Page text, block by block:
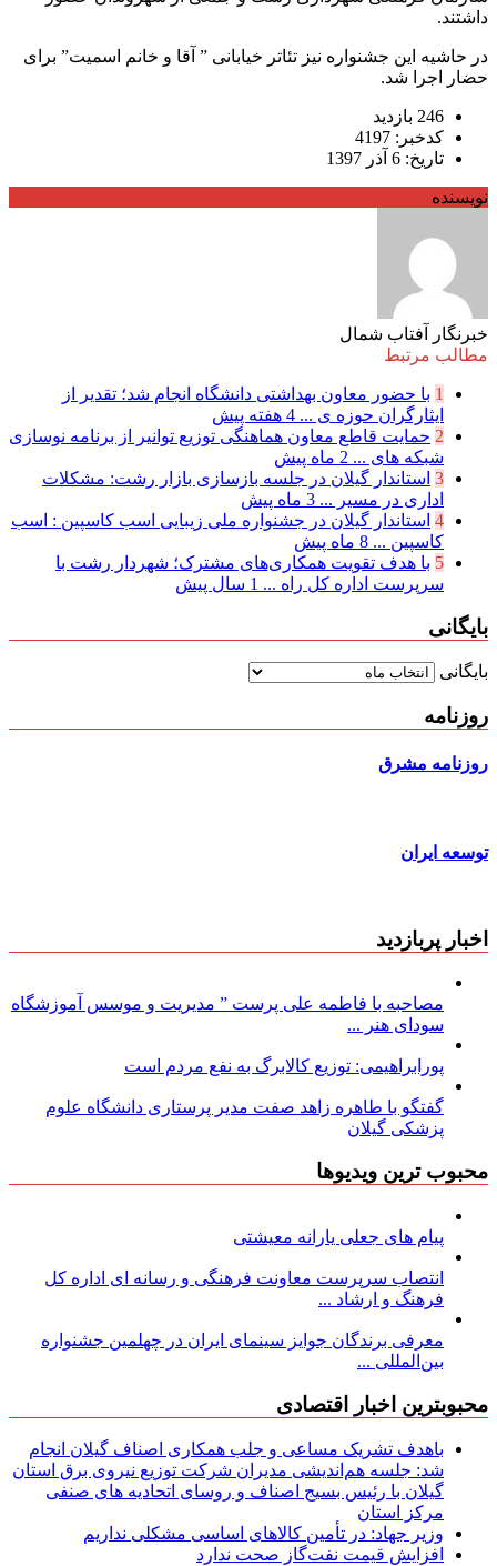
داشتند.
در حاشیه این جشنواره نیز تئاتر خیابانی ” آقا و خانم اسمیت” برای
حضار اجرا شد.
246 بازدید
کدخبر: 4197
تاریخ: 6 آذر 1397
نویسنده
خبرنگار آفتاب شمال
مطالب مرتبط
1 با حضور معاون بهداشتی دانشگاه انجام شد؛ تقدیر از
ایثارگران حوزه ی ... 4 هفته پیش
2 حمایت قاطع معاون هماهنگی توزیع توانیر از برنامه نوسازی
شبكه های ... 2 ماه پیش
3 استاندار گیلان در جلسه بازسازی بازار رشت: مشکلات
اداری در مسیر ... 3 ماه پیش
4 استاندار گیلان در جشنواره ملی زیبایی اسب کاسپین : اسب
کاسپین ... 8 ماه پیش
5 با هدف تقویت همکاری‌های مشترک؛ شهردار رشت با
سرپرست اداره کل راه ... 1 سال پیش
بایگانی
بایگانی
روزنامه
روزنامه مشرق
توسعه ایران
اخبار پربازدید
مصاحبه با فاطمه علی پرست ” مدیریت و موسس آموزشگاه
سودای هنر ...
پورابراهیمی: توزیع کالابرگ به نفع مردم است
گفتگو با طاهره زاهد صفت مدیر پرستاری دانشگاه علوم
پزشکی گیلان
محبوب ترین ویدیوها
پیام های جعلی یارانه معیشتی
انتصاب سرپرست معاونت فرهنگی و رسانه ای اداره کل
فرهنگ و ارشاد ...
معرفی برندگان جوایز سینمای ایران در چهلمین جشنواره
بین‌المللی ...
محبوبترین اخبار اقتصادی
باهدف تشریک مساعی و جلب همکاری اصناف گیلان انجام
شد: جلسه هم‌اندیشی مدیران شركت توزیع نیروی برق استان
گیلان با رئیس بسیج اصناف و روسای اتحادیه های صنفی
مركز استان
وزیر جهاد: در تأمین کالاهای اساسی مشکلی نداریم
افزایش قیمت نفت‌گاز صحت ندارد